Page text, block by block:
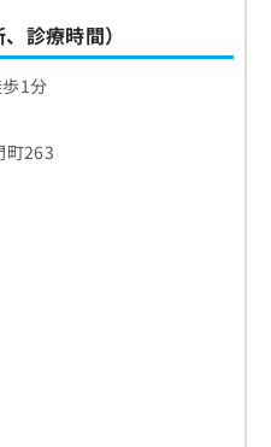
診療時間）
1分
町263